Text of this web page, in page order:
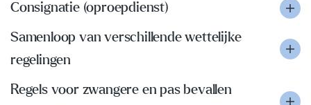
Consignatie (oproepdienst)
Samenloop van verschillende wettelijke
regelingen
Regels voor zwangere en pas bevallen